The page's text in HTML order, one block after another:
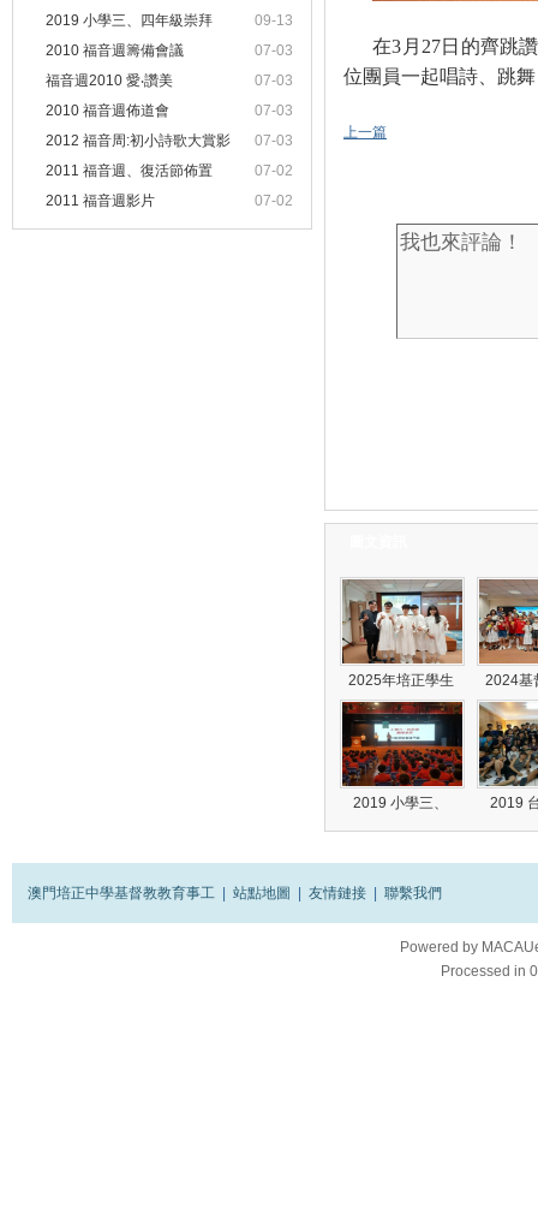
09-13
2019 小學三、四年級崇拜
07-03
2010 福音週籌備會議
07-03
福音週2010 愛‧讚美
07-03
2010 福音週佈道會
07-03
2012 福音周:初小詩歌大賞影
07-02
2011 福音週、復活節佈置
07-02
2011 福音週影片
在3 月 27日 的齊跳
位團員一起唱詩、跳
上一篇
2025年培正學生 2024基
2019 小學三、 2019
澳門培正中學基督教教育事工 | 站點地圖 | 友情鏈接 | 聯繫我們
Powered by
Processed in